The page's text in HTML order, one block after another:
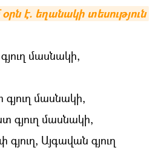
է. եղանակի տեսություն
մասնակի,
մասնակի,
գյուղ մասնակի,
Այգավան գյուղ